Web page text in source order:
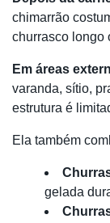
chimarrão
churrasco longo
Em áreas
varanda, sítio,
estrutura é
Ela também
gelada